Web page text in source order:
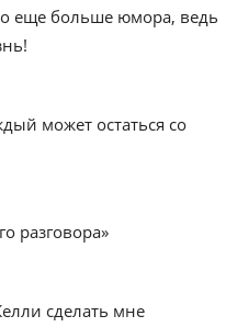
еще больше юмора, ведь
может остаться со
разговора»
сделать мне